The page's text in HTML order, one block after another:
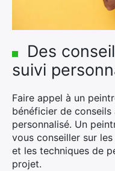
Des
suivi
Faire appel à un
bénéficier de conseils
personnalisé. Un
vous conseiller sur
et les techniques de
projet.